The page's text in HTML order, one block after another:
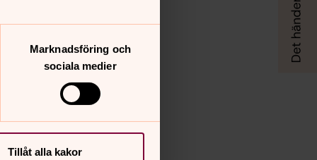
Marknadsföring och
sociala medier
Tillåt alla kakor